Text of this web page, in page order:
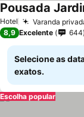
Hotel Varanda
Pousada
8,9 Excelente 644
Selecione as
exatos.
Escolha popular